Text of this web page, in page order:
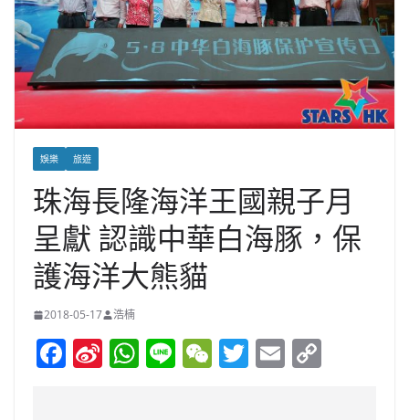
娛樂 旅遊
珠海長隆海洋王國親子月
呈獻 認識中華白海豚，保
護海洋大熊貓
2018-05-17 浩楠
F Si W Li W T E